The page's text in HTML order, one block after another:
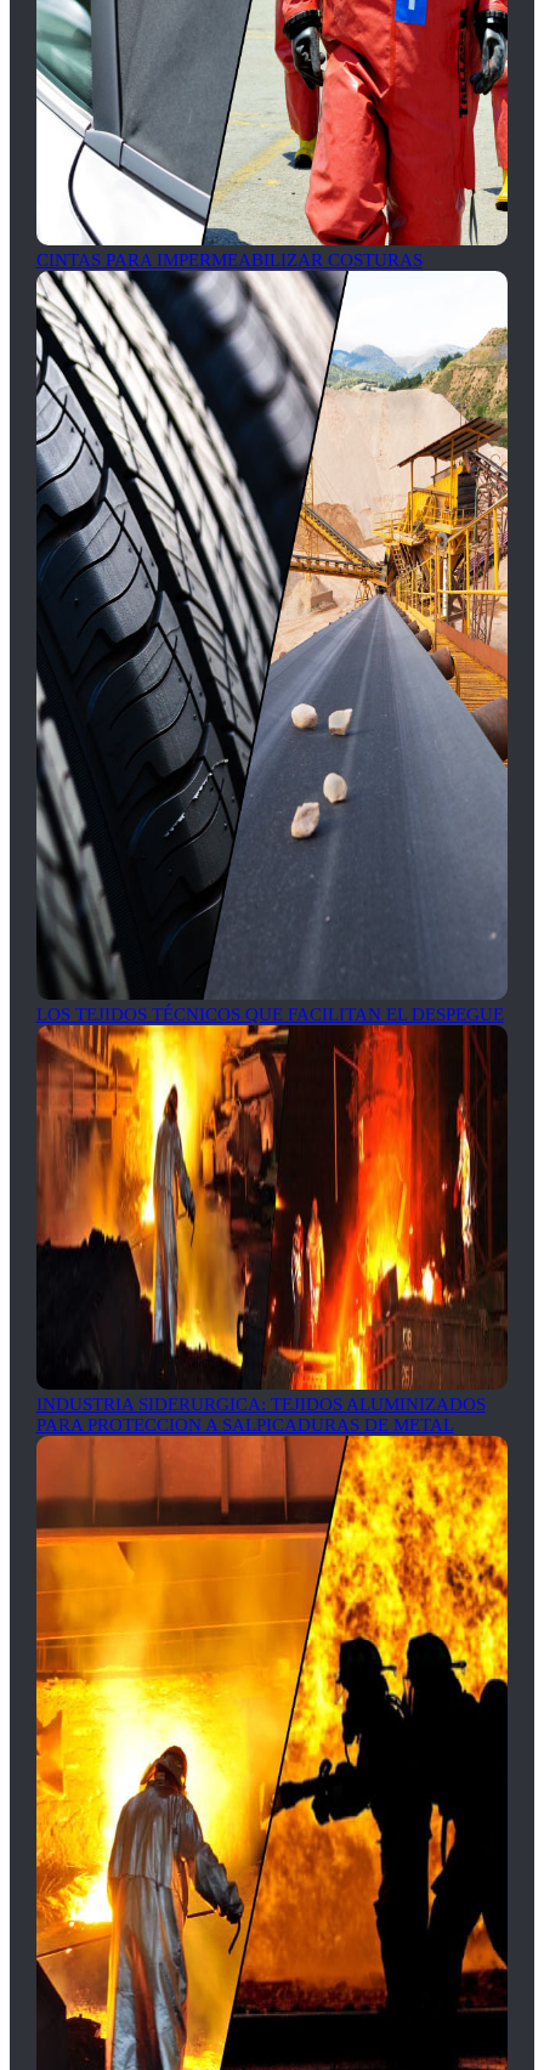
CINTAS PARA IMPERMEABILIZAR COSTURAS
LOS TEJIDOS TÉCNICOS QUE FACILITAN EL DESPEGUE
INDUSTRIA SIDERURGICA: TEJIDOS ALUMINIZADOS
PARA PROTECCION A SALPICADURAS DE METAL